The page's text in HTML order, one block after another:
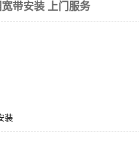
带安装 上门服务
装